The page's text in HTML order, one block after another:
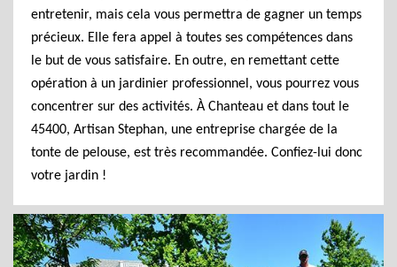
entretenir, mais cela vous permettra de gagner un temps
précieux. Elle fera appel à toutes ses compétences dans
le but de vous satisfaire. En outre, en remettant cette
opération à un jardinier professionnel, vous pourrez vous
concentrer sur des activités. À Chanteau et dans tout le
45400, Artisan Stephan, une entreprise chargée de la
tonte de pelouse, est très recommandée. Confiez-lui donc
votre jardin !